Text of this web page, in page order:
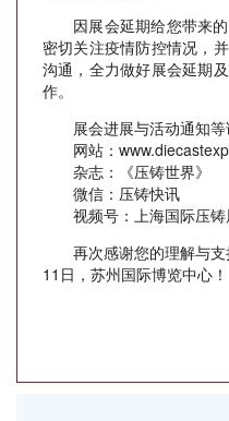
因展会延期给您带来
密切关注疫情防控情况，
沟通，全力做好展会延期
作。
展会进展与活动通知
网站：
杂志：《压铸世界》
微信：压铸快讯
视频号：上海国际压铸
再次感谢您的理解与
11日，苏州国际博览中心！